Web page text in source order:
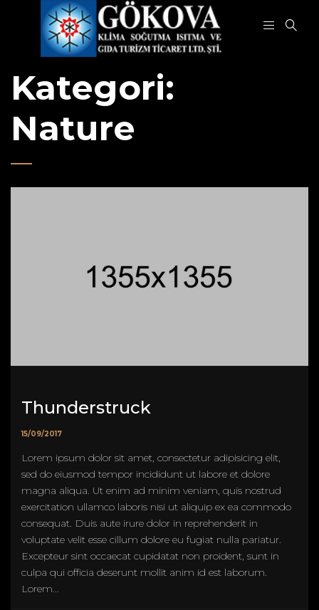
Kategori:
Nature
Thunderstruck
15/09/2017
Lorem ipsum dolor sit amet, consectetur adipisicing elit,
sed do eiusmod tempor incididunt ut labore et dolore
magna aliqua. Ut enim ad minim veniam, quis nostrud
exercitation ullamco laboris nisi ut aliquip ex ea commodo
consequat. Duis aute irure dolor in reprehenderit in
voluptate velit esse cillum dolore eu fugiat nulla pariatur.
Excepteur sint occaecat cupidatat non proident, sunt in
culpa qui officia deserunt mollit anim id est laborum.
Lorem...